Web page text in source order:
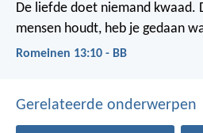
De liefde doet niemand kwaad.
mensen houdt, heb je gedaan
Romeinen 13:10 - BB
Gerelateerde onderwerpen